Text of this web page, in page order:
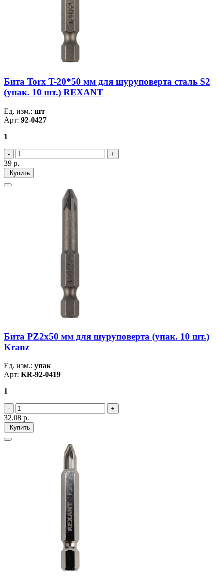
Бита Torx T-20*50 мм для шуруповерта сталь S2
(упак. 10 шт.) REXANT
Ед. изм.: шт
Арт: 92-0427
1
39 р.
Купить
Бита PZ2х50 мм для шуруповерта (упак. 10 шт.)
Kranz
Ед. изм.: упак
Арт: KR-92-0419
1
32.08 р.
Купить